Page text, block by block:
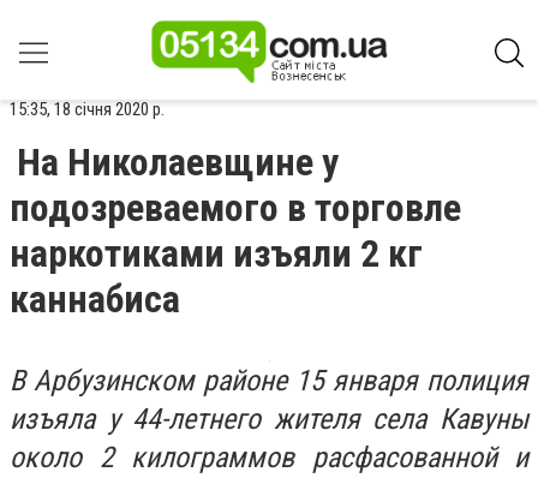
15:35, 18 січня 2020 р.
На Николаевщине у
подозреваемого в торговле
наркотиками изъяли 2 кг
каннабиса
В Арбузинском районе 15 января полиция
изъяла у 44-летнего жителя села Кавуны
около 2 килограммов расфасованной и